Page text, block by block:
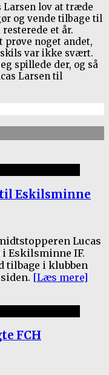
Larsen lov at træde
og vende tilbage til
et år.
prøve noget andet,
var ikke svært.
spillede der, og så
Larsen til
til Eskilsminne
Lucas
Eskilsminne IF.
tilbage i klubben
[Læs mere]
FCH